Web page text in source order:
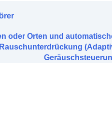
oder Orten und